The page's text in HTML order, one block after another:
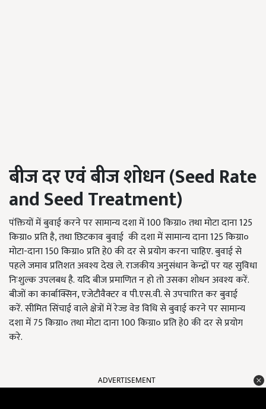
बीज दर एवं बीज शोधन (Seed Rate
and Seed Treatment)
पंक्तियों में बुवाई करने पर सामान्य दशा में 100 किग्रा० तथा मोटा दाना 125
किग्रा० प्रति है, तथा छिटकाव बुवाई की दशा में सामान्य दाना 125 किग्रा०
मोटा-दाना 150 किग्रा० प्रति हे0 की दर से प्रयोग करना चाहिए. बुवाई से
पहले जमाव प्रतिशत अवश्य देख ले. राजकीय अनुसंधान केन्द्रों पर यह सुविधा
निःशुल्क उपलबध है. यदि बीज प्रमाणित न हो तो उसका शोधन अवश्य करें.
बीजों का कार्बाक्सिन, एजेटौवैक्टर व पी.एस.वी. से उपचारित कर बुवाई
करें. सीमित सिंचाई वाले क्षेत्रों में रेज्ड वेड विधि से बुवाई करने पर सामान्य
दशा में 75 किग्रा० तथा मोटा दाना 100 किग्रा० प्रति हे0 की दर से प्रयोग
करे.
ADVERTISEMENT